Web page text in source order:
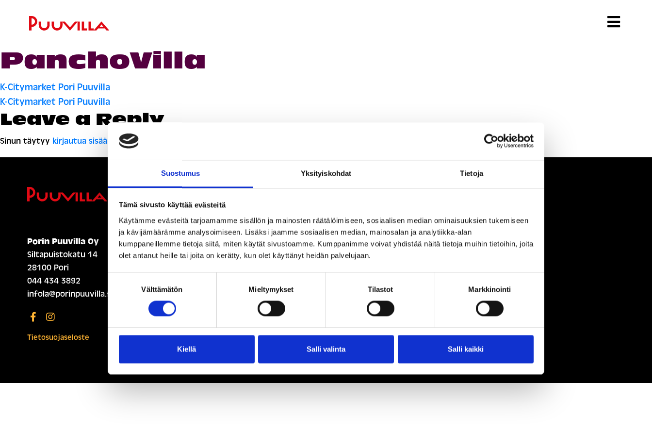
Suostumus Yksityiskohdat Tietoja
Tämä sivusto käyttää evästeitä
Käytämme evästeitä tarjoamamme sisällön ja mainosten räätälöimiseen, sosiaalisen median ominaisuuksien tukemiseen
ja kävijämäärämme analysoimiseen. Lisäksi jaamme sosiaalisen median, mainosalan ja analytiikka-alan
kumppaneillemme tietoja siitä, miten käytät sivustoamme. Kumppanimme voivat yhdistää näitä tietoja muihin tietoihin, joita
olet antanut heille tai joita on kerätty, kun olet käyttänyt heidän palvelujaan.
Välttämätön Mieltymykset Tilastot Markkinointi
Kiellä Salli valinta Salli kaikki
PanchoVilla
Artikkelien
selaus
K-Citymarket Pori Puuvilla
K-Citymarket Pori Puuvilla
Leave a Reply
Sinun täytyy kirjautua sisään kommentoidaksesi.
Porin Puuvilla Oy
Siltapuistokatu 14
28100 Pori
044 434 3892
infola@porinpuuvilla.fi
Tietosuojaseloste
ETUSIVU (ENGLISH)